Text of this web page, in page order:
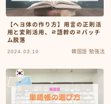
【ヘヨ体の作り方】用言の正則活
用と変則活用、ㄹ語幹のㄹパッチ
ム脱落
2024.03.10 韓国語 勉強法